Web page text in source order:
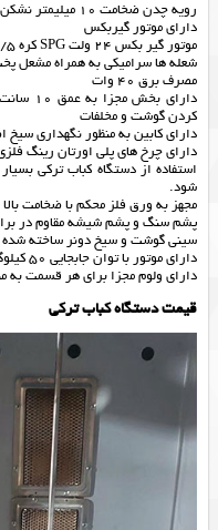
رویه چدن ضخامت 10 میلیمتر نشکن
دارای موتور گیربکس
موتور گیر بکس 24 ولت SPG کره 1/5 دور در دقیقه
شعله ها سرامیکی به همراه مشعل
مصرف برق 40 وات
دارای
کردن گوشت و مخلفات
دارای کابین به منظور نگهداری سیخ
دارای چرخ های پلی اورتان رینگ فلزی نمره 12 ترمز دار جهت جا به
استفاده از دستگاه کباب ترکی
شود.
مجهز به ورق فلز محکم با ضخامت
پشم سنگ و پشم شیشه مقاوم در
سینی گوشت و سیخ دونر ساخته شده
دارای موتور با توان جابجایی 50 کیلوگرم گوشت
دارای ولوم مجزا برای هر قسمت به
قیمت دستگاه کباب ترکی